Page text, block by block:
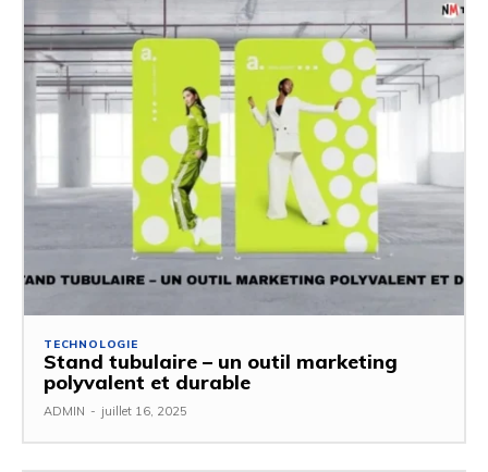
TECHNOLOGIE
Stand tubulaire – un outil marketing
polyvalent et durable
ADMIN - juillet 16, 2025